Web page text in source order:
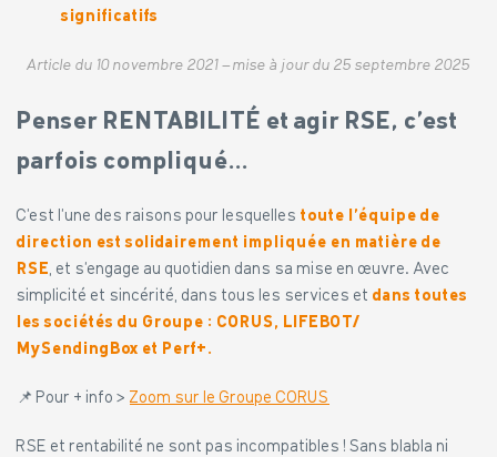
significatifs
Article du 10 novembre 2021 – mise à jour du 25 septembre 2025
Penser RENTABILITÉ et agir RSE, c’est
parfois compliqué…
C’est l’une des raisons pour lesquelles toute l’équipe de
direction est solidairement impliquée en matière de
RSE, et s’engage au quotidien dans sa mise en œuvre. Avec
simplicité et sincérité, dans tous les services et dans toutes
les sociétés du Groupe : CORUS, LIFEBOT/
MySendingBox et Perf+.
📌 Pour + info > Zoom sur le Groupe CORUS
RSE et rentabilité ne sont pas incompatibles ! Sans blabla ni